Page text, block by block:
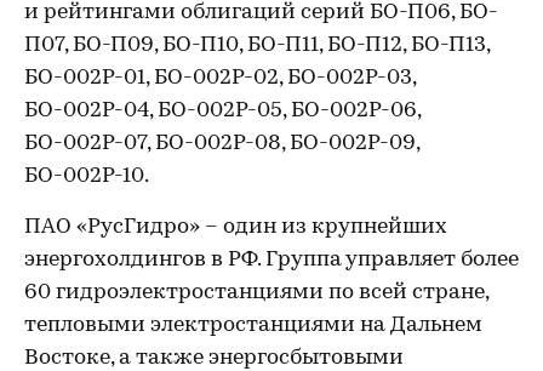
и рейтингами облигаций серий БО-П06, БО-
П07, БО-П09, БО-П10, БО-П11, БО-П12, БО-П13,
БО-002Р-01, БО-002Р-02, БО-002Р-03,
БО-002Р-04, БО-002Р-05, БО-002Р-06,
БО-002Р-07, БО-002Р-08, БО-002Р-09,
БО-002Р-10.
ПАО «РусГидро» – один из крупнейших
энергохолдингов в РФ. Группа управляет более
60 гидроэлектростанциями по всей стране,
тепловыми электростанциями на Дальнем
Востоке, а также энергосбытовыми